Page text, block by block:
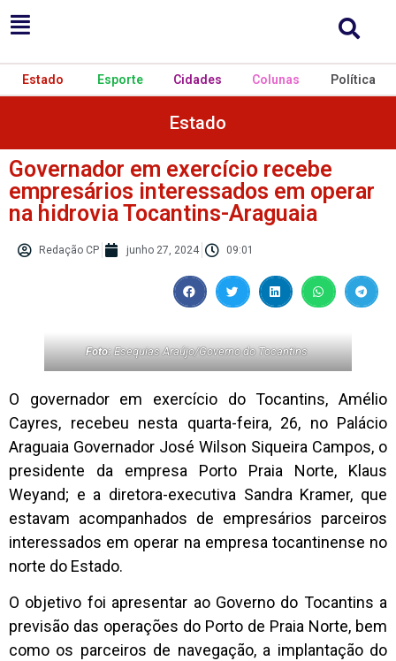
Estado Esporte Cidades Colunas Política
Estado
Governador em exercício recebe
empresários interessados em operar
na hidrovia Tocantins-Araguaia
Redação CP junho 27, 2024 09:01
Foto:Esequias Araújo/Governo do Tocantins
O governador em exercício do Tocantins, Amélio
Cayres, recebeu nesta quarta-feira, 26, no Palácio
Araguaia Governador José Wilson Siqueira Campos, o
presidente da empresa Porto Praia Norte, Klaus
Weyand; e a diretora-executiva Sandra Kramer, que
estavam acompanhados de empresários parceiros
interessados em operar na empresa tocantinense no
norte do Estado.
O objetivo foi apresentar ao Governo do Tocantins a
previsão das operações do Porto de Praia Norte, bem
como os parceiros de navegação, a implantação do